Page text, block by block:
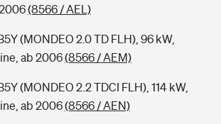
(8566 / AEL)
(MONDEO 2.0 TD FLH), 96 kW,
ab 2006(8566 / AEM)
(MONDEO 2.2 TDCI FLH), 114 kW,
ab 2006(8566 / AEN)